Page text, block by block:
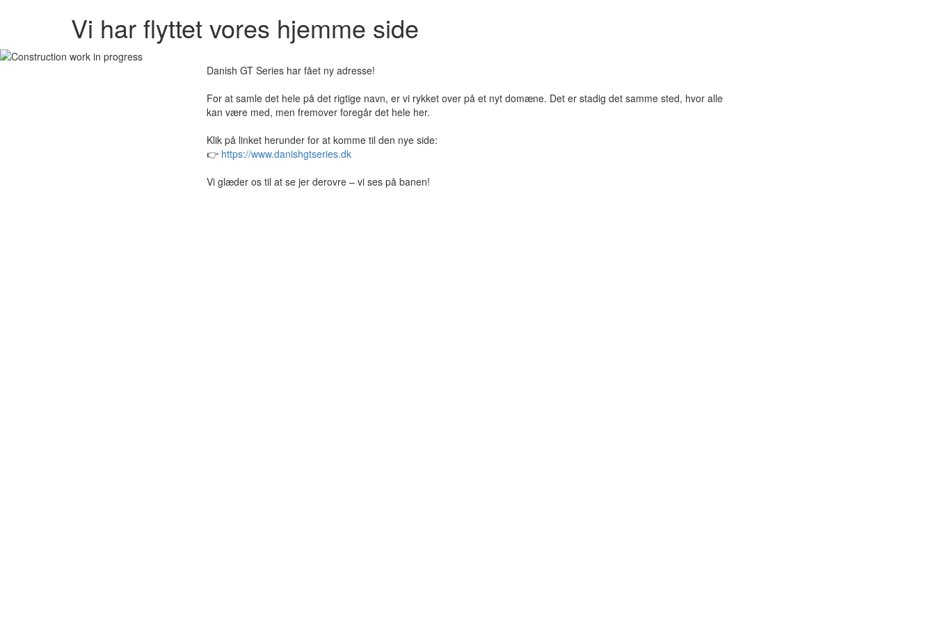
Vi har flyttet vores hjemme side
Danish GT Series har fået ny adresse!
For at samle det hele på det rigtige navn, er vi rykket over på et nyt domæne. Det er stadig det samme sted, hvor alle
kan være med, men fremover foregår det hele her.
Klik på linket herunder for at komme til den nye side:
👉 https://www.danishgtseries.dk
Vi glæder os til at se jer derovre – vi ses på banen!